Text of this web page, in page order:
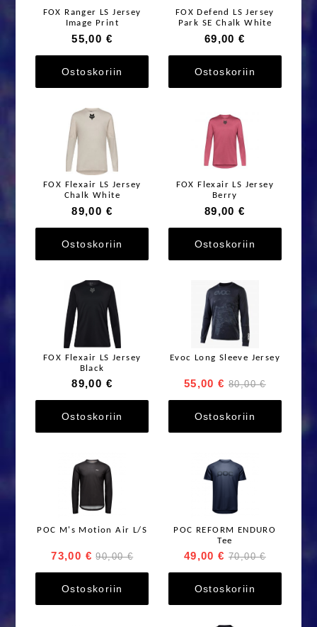
FOX Ranger LS Jersey
Image Print
55,00 €
Ostoskoriin
FOX Defend LS Jersey
Park SE Chalk White
69,00 €
Ostoskoriin
FOX Flexair LS Jersey
Chalk White
89,00 €
Ostoskoriin
FOX Flexair LS Jersey
Berry
89,00 €
Ostoskoriin
FOX Flexair LS Jersey
Black
89,00 €
Ostoskoriin
Evoc Long Sleeve Jersey
55,00 € 80,00 €
Ostoskoriin
POC M's Motion Air L/S
73,00 € 90,00 €
Ostoskoriin
POC REFORM ENDURO
Tee
49,00 € 70,00 €
Ostoskoriin